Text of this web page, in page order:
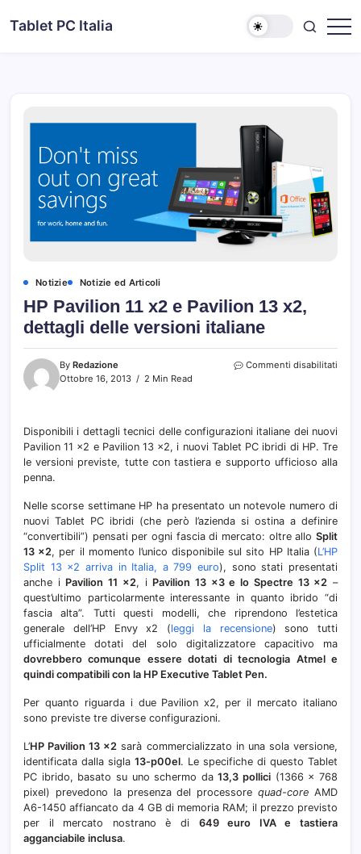
toTablet PC Italia
Notizie Notizie ed Articoli
HP Pavilion 11 x2 e Pavilion 13 x2,
dettagli delle versioni italiane
By Redazione
Ottobre 16, 2013
2 Min Read
Commenti disabilitati
13
delle
Disponibili i dettagli tecnici delle configurazioni italiane dei nuovi
Pavilion 11 x2 e Pavilion 13 x2, i nuovi Tablet PC ibridi di HP. Tre
le versioni previste, tutte con tastiera e supporto ufficioso alla
penna.
Nelle scorse settimane HP ha presentato un notevole numero di
nuovi Tablet PC ibridi (che però l’azienda si ostina a definire
“convertibili”) pensati per ogni fascia di mercato: oltre allo Split
13 x2, per il momento l’unico disponibile sul sito HP Italia (L’HP
Split 13 x2 arriva in Italia, a 799 euro), sono stati presentati
anche i Pavilion 11 x2, i Pavilion 13 x3 e lo Spectre 13 x2 –
quest’ultimo particolarmente interessante in quanto ibrido “di
fascia alta”. Tutti questi modelli, che riprendono l’estetica
generale dell’HP Envy x2 (leggi la recensione) sono tutti
ufficialmente dotati del solo digitalizzatore capacitivo ma
dovrebbero comunque essere dotati di tecnologia Atmel e
quindi compatibili con la HP Executive Tablet Pen.
Per quanto riguarda i due Pavilion x2, per il mercato italiano
sono previste tre diverse configurazioni.
L’HP Pavilion 13 x2 sarà commercializzato in una sola versione,
identificata dalla sigla 13-p00el. Le specifiche di questo Tablet
PC ibrido, basato su uno schermo da13,3 pollici (1366 x 768
pixel) prevedono la presenza del processorequad-core AMD
A6-1450 affiancato da 4 GB di memoria RAM; il prezzo previsto
per il mercato nostrano è di 649 euro IVA e tastiera
agganciabile inclusa.